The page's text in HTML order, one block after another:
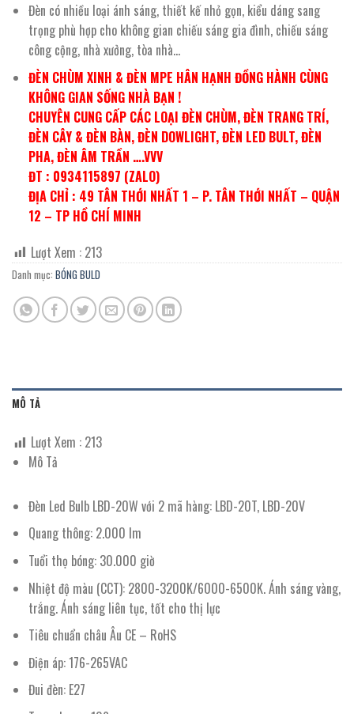
Đèn có nhiều loại ánh sáng, thiết kế nhỏ gọn, kiểu dáng sang
trọng phù hợp cho không gian chiếu sáng gia đình, chiếu sáng
công cộng, nhà xưởng, tòa nhà…
ĐÈN CHÙM XINH & ĐÈN MPE HÂN HẠNH ĐỒNG HÀNH CÙNG
KHÔNG GIAN SỐNG NHÀ BẠN !
CHUYÊN CUNG CẤP CÁC LOẠI ĐÈN CHÙM, ĐÈN TRANG TRÍ,
ĐÈN CÂY & ĐÈN BÀN, ĐÈN DOWLIGHT, ĐÈN LED BULT, ĐÈN
PHA, ĐÈN ÂM TRẦN ….VVV
ĐT : 0934115897 (ZALO)
ĐỊA CHỈ : 49 TÂN THỚI NHẤT 1 – P. TÂN THỚI NHẤT – QUẬN
12 – TP HỒ CHÍ MINH
Lượt Xem : 213
Danh mục: BÓNG BULD
MÔ TẢ
Lượt Xem : 213
Mô Tả
Đèn Led Bulb LBD-20W với 2 mã hàng: LBD-20T, LBD-20V
Quang thông: 2.000 lm
Tuổi thọ bóng: 30.000 giờ
Nhiệt độ màu (CCT): 2800-3200K/6000-6500K. Ánh sáng vàng,
trắng. Ánh sáng liên tục, tốt cho thị lực
Tiêu chuẩn châu Âu CE – RoHS
Điện áp: 176-265VAC
Đui đèn: E27